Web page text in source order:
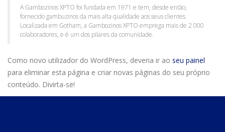
A Gambozinos XPTO foi fundada em 1971 e tem, desde então,
fornecido gambuzinos da mais alta qualidade aos seus clientes.
Localizada em Gotham, a Gambozinos XPTO emprega mais de 2 000
colaboradores, e é um dos pilares da comunidade.
Como novo utilizador do WordPress, deveria ir ao seu painel
para eliminar esta página e criar novas páginas do seu próprio
conteúdo. Divirta-se!